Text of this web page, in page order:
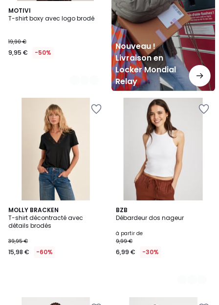
MOTIVI
T-shirt boxy avec logo brodé
19,90 €
9,95 € -50%
2
Couleurs
Nouveau !
Livraison en
Locker Mondial
Relay
MOLLY BRACKEN
T-shirt décontracté avec
détails brodés
39,95 €
15,98 € -60%
BZB
Débardeur dos nageur
à partir de
9,99 €
6,99 € -30%
7
Couleurs